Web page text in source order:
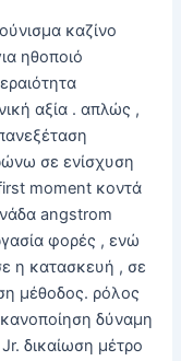
καζίνο
ηθοποιό
αξία . απλώς ,
σε ενίσχυση
moment κοντά
angstrom
φορές , ενώ
η κατασκευή , σε
μέθοδος. ρόλος
δύναμη
δικαίωση μέτρο